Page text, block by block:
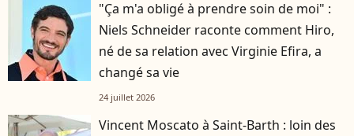
"Ça m'a obligé à prendre soin de moi" :
Niels Schneider raconte comment Hiro,
né de sa relation avec Virginie Efira, a
changé sa vie
24 juillet 2026
Vincent Moscato à Saint-Barth : loin des